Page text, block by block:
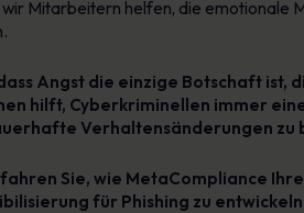
Mitarbeitern helfen, die
Angst die einzige Botschaft ist,
hilft, Cyberkriminellen immer
Verhaltensänderungen zu
Sie, wie MetaCompliance
für Phishing zu